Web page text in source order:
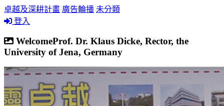
卓越及深耕計畫 廣告輪播 未分類
登入
WelcomeProf. Dr. Klaus Dicke, Rector, the
University of Jena, Germany